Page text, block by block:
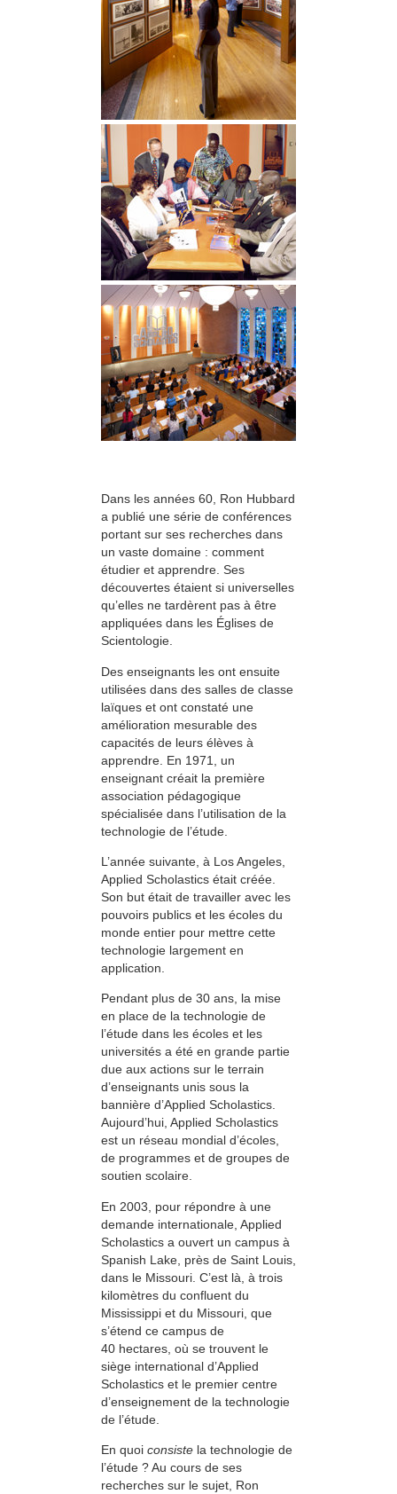
Dans les années 60, Ron Hubbard
a publié une série de conférences
portant sur ses recherches dans
un vaste domaine : comment
étudier et apprendre. Ses
découvertes étaient si universelles
qu’elles ne tardèrent pas à être
appliquées dans les Églises de
Scientologie.
Des enseignants les ont ensuite
utilisées dans des salles de classe
laïques et ont constaté une
amélioration mesurable des
capacités de leurs élèves à
apprendre. En 1971, un
enseignant créait la première
association pédagogique
spécialisée dans l’utilisation de la
technologie de l’étude.
L’année suivante, à Los Angeles,
Applied Scholastics était créée.
Son but était de travailler avec les
pouvoirs publics et les écoles du
monde entier pour mettre cette
technologie largement en
application.
Pendant plus de 30 ans, la mise
en place de la technologie de
l’étude dans les écoles et les
universités a été en grande partie
due aux actions sur le terrain
d’enseignants unis sous la
bannière d’Applied Scholastics.
Aujourd’hui, Applied Scholastics
est un réseau mondial d’écoles,
de programmes et de groupes de
soutien scolaire.
En 2003, pour répondre à une
demande internationale, Applied
Scholastics a ouvert un campus à
Spanish Lake, près de Saint Louis,
dans le Missouri. C’est là, à trois
kilomètres du confluent du
Mississippi et du Missouri, que
s’étend ce campus de
40 hectares, où se trouvent le
siège international d’Applied
Scholastics et le premier centre
d’enseignement de la technologie
de l’étude.
En quoi consiste la technologie de
l’étude ? Au cours de ses
recherches sur le sujet, Ron